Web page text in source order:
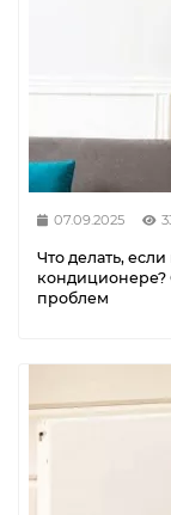
07.09.2025
Что делать,
проблем